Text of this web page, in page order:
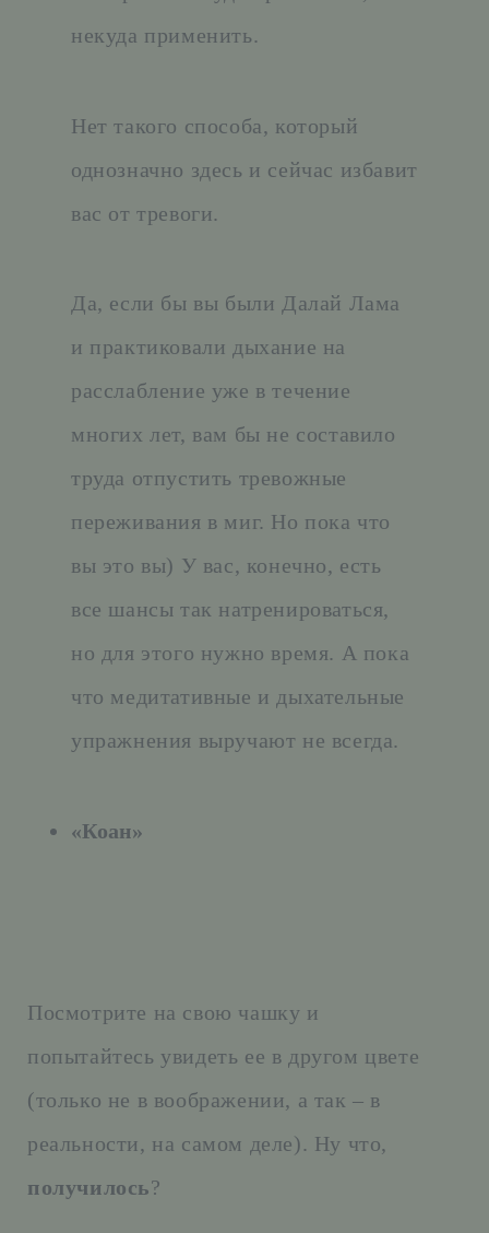
некуда применить.
Нет такого способа, который
однозначно здесь и сейчас избавит
вас от тревоги.
Да, если бы вы были Далай Лама
и практиковали дыхание на
расслабление уже в течение
многих лет, вам бы не составило
труда отпустить тревожные
переживания в миг. Но пока что
вы это вы) У вас, конечно, есть
все шансы так натренироваться,
но для этого нужно время. А пока
что медитативные и дыхательные
упражнения выручают не всегда.
«Коан»
Посмотрите на свою чашку и
попытайтесь увидеть ее в другом цвете
(только не в воображении, а так – в
реальности, на самом деле). Ну что,
получилось?